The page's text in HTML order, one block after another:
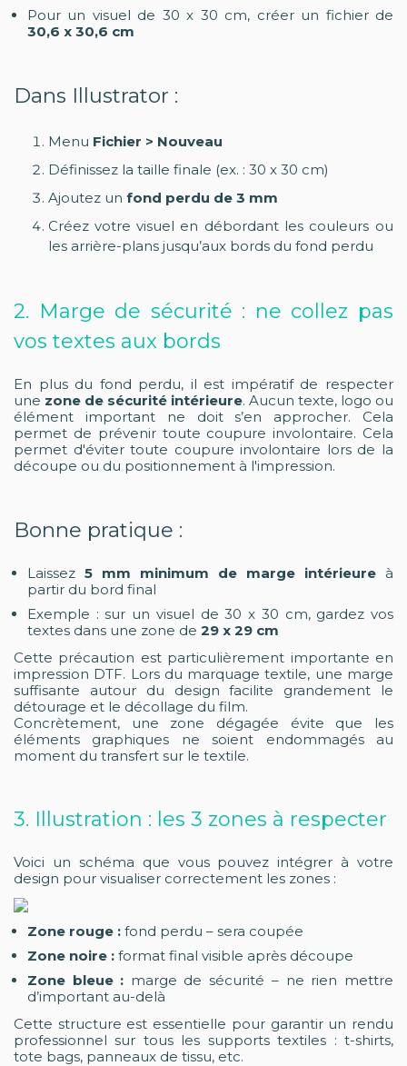
Pour un visuel de 30 x 30 cm, créer un fichier de
30,6 x 30,6 cm
Dans Illustrator :
Menu Fichier > Nouveau
Définissez la taille finale (ex. : 30 x 30 cm)
Ajoutez un fond perdu de 3 mm
Créez votre visuel en débordant les couleurs ou
les arrière-plans jusqu’aux bords du fond perdu
2. Marge de sécurité : ne collez pas
vos textes aux bords
En plus du fond perdu, il est impératif de respecter
une zone de sécurité intérieure. Aucun texte, logo ou
élément important ne doit s’en approcher. Cela
permet de prévenir toute coupure involontaire. Cela
permet d'éviter toute coupure involontaire lors de la
découpe ou du positionnement à l'impression.
Bonne pratique :
Laissez 5 mm minimum de marge intérieure à
partir du bord final
Exemple : sur un visuel de 30 x 30 cm, gardez vos
textes dans une zone de 29 x 29 cm
Cette précaution est particulièrement importante en
impression DTF. Lors du marquage textile, une marge
suffisante autour du design facilite grandement le
détourage et le décollage du film.
Concrètement, une zone dégagée évite que les
éléments graphiques ne soient endommagés au
moment du transfert sur le textile.
3. Illustration : les 3 zones à respecter
Voici un schéma que vous pouvez intégrer à votre
design pour visualiser correctement les zones :
Zone rouge : fond perdu – sera coupée
Zone noire : format final visible après découpe
Zone bleue : marge de sécurité – ne rien mettre
d’important au-delà
Cette structure est essentielle pour garantir un rendu
professionnel sur tous les supports textiles : t-shirts,
tote bags, panneaux de tissu, etc.